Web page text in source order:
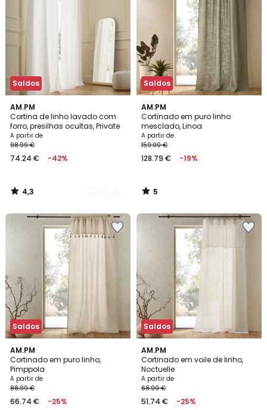
Saldos
AM.PM
Cortina de linho lavado com
forro, presilhas ocultas, Private
A partir de
98.99 €
74.24 € -42%
4,3
/ 5
11
Cores
4,3
/
Saldos
AM.PM
Cortinado em puro linho
mesclado, Linoa
A partir de
159.00 €
128.79 € -19%
5
/
5
5
/
Saldos
AM.PM
Cortinado em puro linho,
Pimppola
A partir de
88.99 €
66.74 € -25%
4,6
/ 5
Saldos
AM.PM
Cortinado em voile de linho,
Noctuelle
A partir de
68.99 €
51.74 € -25%
4,2
/ 5
3
Cores